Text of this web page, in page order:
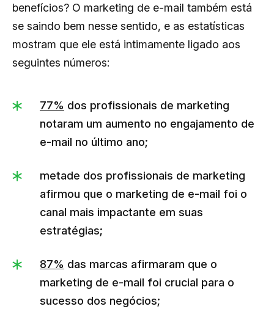
benefícios? O marketing de e-mail também está
se saindo bem nesse sentido, e as estatísticas
mostram que ele está intimamente ligado aos
seguintes números:
77% dos profissionais de marketing
notaram um aumento no engajamento de
e-mail no último ano;
metade dos profissionais de marketing
afirmou que o marketing de e-mail foi o
canal mais impactante em suas
estratégias;
87% das marcas afirmaram que o
marketing de e-mail foi crucial para o
sucesso dos negócios;